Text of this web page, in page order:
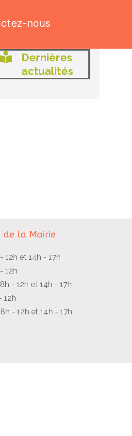
nous
Dernières
actualités
de la Mairie
12h et 14h - 17h
12h
- 12h et 14h - 17h
12h
- 12h et 14h - 17h